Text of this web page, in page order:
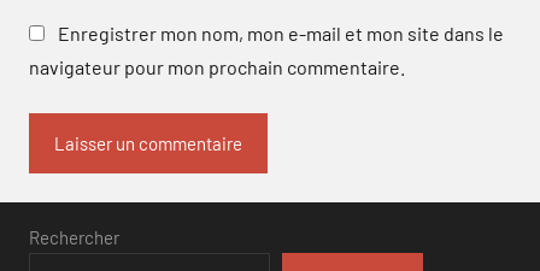
Enregistrer mon nom, mon e-mail et mon site dans le
navigateur pour mon prochain commentaire.
Rechercher